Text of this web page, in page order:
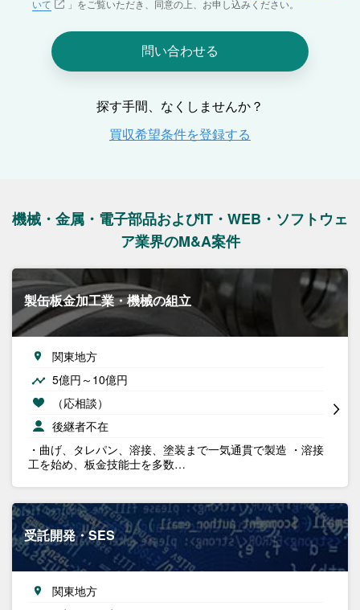
機械・金属・電子部品およびIT・WEB・ソフトウェ
ア業界のM&A案件
製缶板金加工業・機械の組立
関東地方
5億円～10億円
（応相談）
後継者不在
・曲げ、タレパン、溶接、塗装まで一気通貫で製造 ・溶接
工を始め、板金技能士を多数…
受託開発・SES
関東地方